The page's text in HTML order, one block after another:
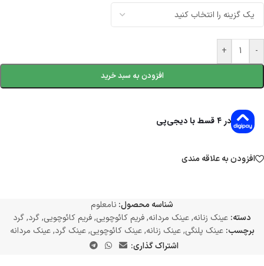
-
+
افزودن به سبد خرید
در ۴ قسط با دیجی‌پی
افزودن به علاقه مندی
شناسه محصول: نامعلوم
دسته: عینک زنانه,عینک مردانه,فریم کائوچویی,فریم کائوچویی,گرد,گرد
برچسب: عینک پلنگی, عینک زنانه, عینک کائوچویی, عینک گرد, عینک مردانه
اشتراک گذاری: